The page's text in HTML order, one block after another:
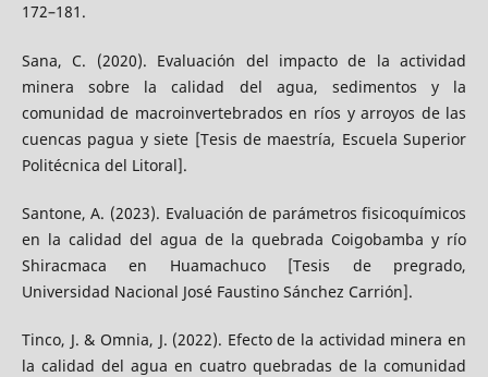
172–181.
Sana, C. (2020). Evaluación del impacto de la actividad
minera sobre la calidad del agua, sedimentos y la
comunidad de macroinvertebrados en ríos y arroyos de las
cuencas pagua y siete [Tesis de maestría, Escuela Superior
Politécnica del Litoral].
Santone, A. (2023). Evaluación de parámetros fisicoquímicos
en la calidad del agua de la quebrada Coigobamba y río
Shiracmaca en Huamachuco [Tesis de pregrado,
Universidad Nacional José Faustino Sánchez Carrión].
Tinco, J. & Omnia, J. (2022). Efecto de la actividad minera en
la calidad del agua en cuatro quebradas de la comunidad